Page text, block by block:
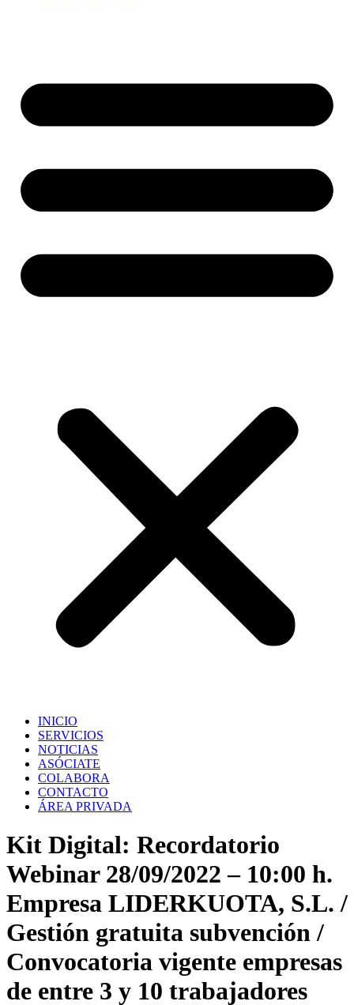
INICIO
SERVICIOS
NOTICIAS
ASÓCIATE
COLABORA
CONTACTO
ÁREA PRIVADA
Kit Digital: Recordatorio
Webinar 28/09/2022 – 10:00 h.
Empresa LIDERKUOTA, S.L. /
Gestión gratuita subvención /
Convocatoria vigente empresas
de entre 3 y 10 trabajadores